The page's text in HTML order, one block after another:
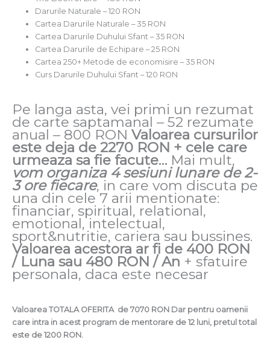
Darurile Naturale – 120 RON
Cartea Darurile Naturale – 35 RON
Cartea Darurile Duhului Sfant – 35 RON
Cartea Darurile de Echipare – 25 RON
Cartea 250+ Metode de economisire – 35 RON
Curs Darurile Duhului Sfant – 120 RON
Pe langa asta, vei primi un rezumat
de carte saptamanal – 52 rezumate
anual – 800 RON Valoarea cursurilor
este deja de 2270 RON + cele care
urmeaza sa fie facute… Mai mult,
vom organiza 4 sesiuni lunare de 2-
3 ore fiecare, in care vom discuta pe
una din cele 7 arii mentionate:
financiar, spiritual, relational,
emotional, intelectual,
sport&nutritie, cariera sau bussines.
Valoarea acestora ar fi de 400 RON
/ Luna sau 480 RON / An + sfatuire
personala, daca este necesar
Valoarea TOTALA OFERITA de 7070 RON Dar pentru oamenii
care intra in acest program de mentorare de 12 luni, pretul total
este de 1200 RON.